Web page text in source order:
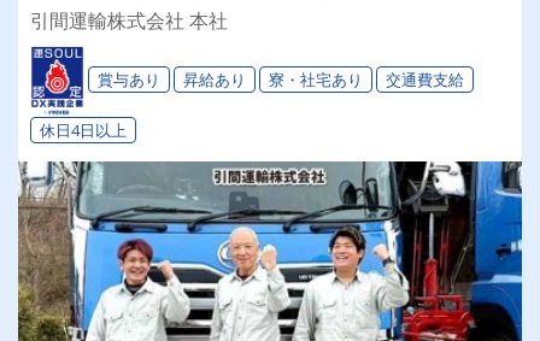
します♪
引間運輸株式会社 本社
賞与あり 昇給あり 寮・社宅あり 交通費支給
休日4日以上